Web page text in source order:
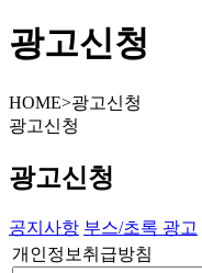
광고신청
HOME>광고신청
광고신청
광고신청
공지사항 부스/초록 광고
개인정보취급방침